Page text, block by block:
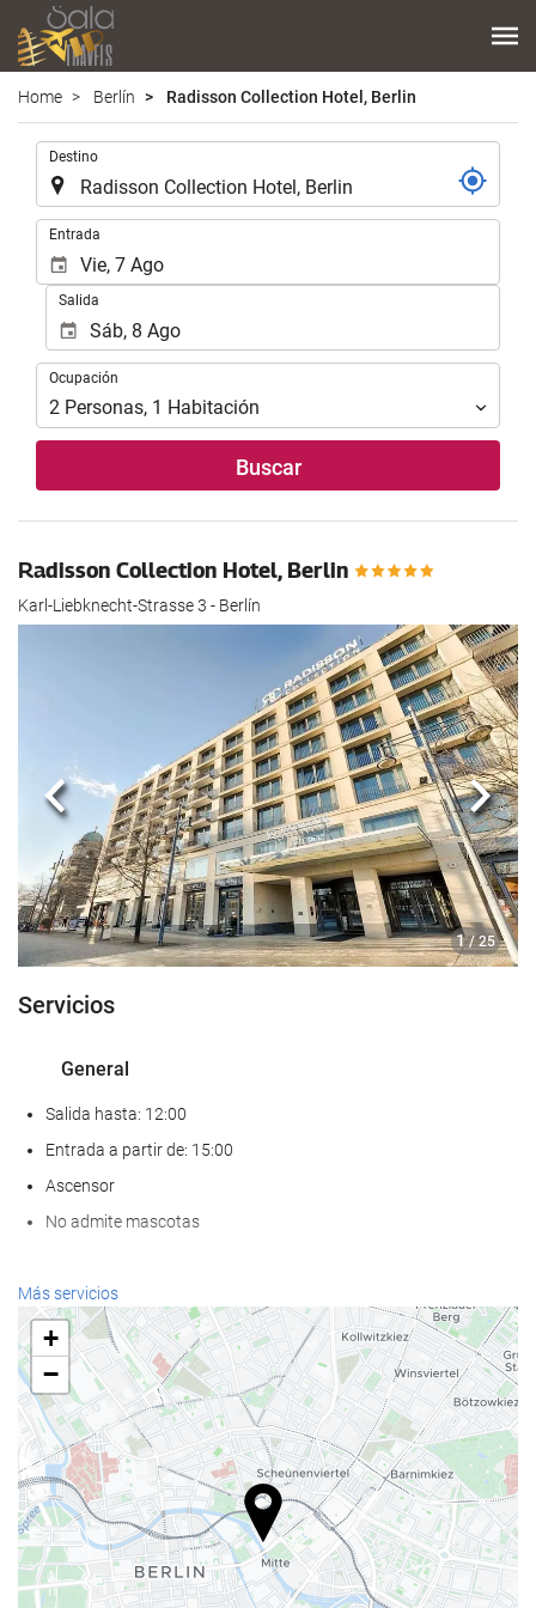
Home Berlín Radisson Collection Hotel, Berlin
Destino
Entrada
Salida
Ocupación
Ocupación
2 Personas, 1 Habitación
Buscar
Radisson Collection Hotel, Berlin
Karl-Liebknecht-Strasse 3 - Berlín
1 / 25
Anterior
Servicios
General
Salida hasta: 12:00
Entrada a partir de: 15:00
Ascensor
No admite mascotas
Servicios de recepción
Recepción 24 horas
Guardaequipaje
Comida y bebida
Restaurante a la carta
Bar
Bienestar
Más servicios
+
−